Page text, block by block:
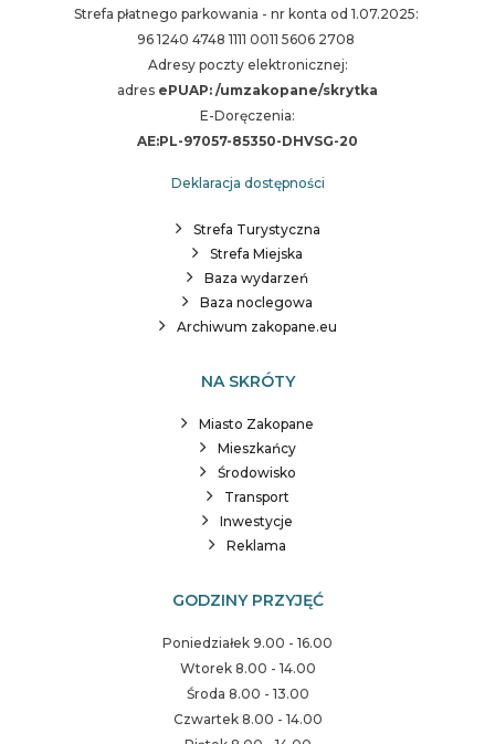
Strefa płatnego parkowania - nr konta od 1.07.2025:
96 1240 4748 1111 0011 5606 2708
Adresy poczty elektronicznej:
adres ePUAP: /umzakopane/skrytka
E-Doręczenia:
AE:PL-97057-85350-DHVSG-20
Deklaracja dostępności
Strefa Turystyczna
Strefa Miejska
Baza wydarzeń
Baza noclegowa
Archiwum zakopane.eu
NA SKRÓTY
Miasto Zakopane
Mieszkańcy
Środowisko
Transport
Inwestycje
Reklama
GODZINY PRZYJĘĆ
Poniedziałek 9.00 - 16.00
Wtorek 8.00 - 14.00
Środa 8.00 - 13.00
Czwartek 8.00 - 14.00